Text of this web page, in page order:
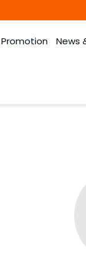
Promotion News